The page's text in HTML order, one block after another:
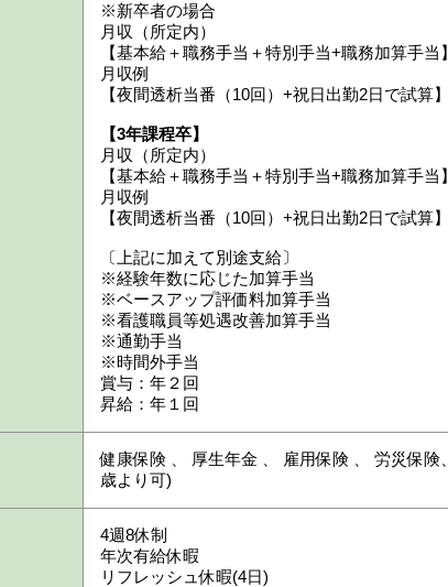
※新卒者の場合
月収（所定内）
【基本給＋職務手当＋特別手当+職務加算手当
月収例
【夜間透析当番（10回）+祝日出勤2日で試算
【3年課程卒】
月収（所定内）
【基本給＋職務手当＋特別手当+職務加算手当
月収例
【夜間透析当番（10回）+祝日出勤2日で試算
〔上記に加えて別途支給〕
※経験年数に応じた加算手当
※ベースアップ評価料加算手当
※看護職員等処遇改善加算手当
※通勤手当
※時間外手当
賞与：年２回
昇給：年１回
健康保険 、 厚生年金 、 雇用保険 、 労災保
歳より可)
4週8休制
年次有給休暇
リフレッシュ休暇(4日)